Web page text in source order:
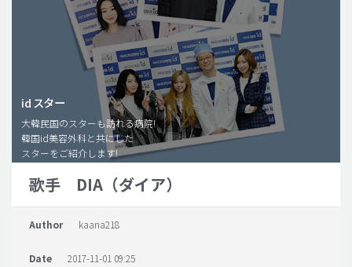
二重・目元整形
脂肪注入(アンチエイジング)
豊胸手術・バストアップ
プチ整形
脂肪吸引 (大容量)
メンズ整形
idリアルストーリー
id スター
大韓民国のスターも訪れる病院!
韓国id美容外科と共にした
スターをご紹介します!
歌手 DIA（ダイア）
Author kaana218
Date 2017-11-01 09:25